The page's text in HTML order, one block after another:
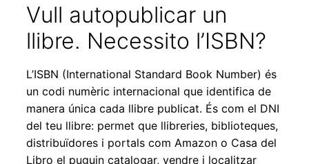
Vull autopublicar un
llibre. Necessito l’ISBN?
L’ISBN (International Standard Book Number) és
un codi numèric internacional que identifica de
manera única cada llibre publicat. És com el DNI
del teu llibre: permet que llibreries, biblioteques,
distribuïdores i portals com Amazon o Casa del
Libro el puguin catalogar, vendre i localitzar